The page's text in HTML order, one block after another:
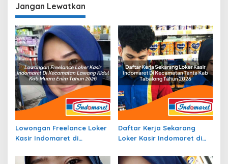
Terbaru
Jangan Lewatkan
Lowongan Freelance Loker
Kasir Indomaret di
Kab. Muara Enim Tahun
Daftar Kerja Sekarang
Loker Kasir Indomaret di
Tabalong Tahun 2026